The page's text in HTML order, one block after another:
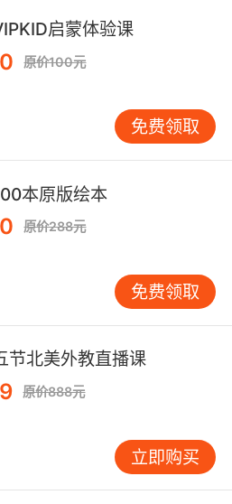
富的情感演绎以及良好的
《汉密尔顿》中，演员们
朗诵，将复杂的剧情和人
众，同时又能通过富有感
自由、荣誉、爱情的渴望
众，使观众仿佛置身于美
要具备出色的歌唱和舞蹈
剧的重要标志就是音乐和
准确地把握歌曲的情感内
观众。像《歌剧魅影》中
歌唱技巧驾驭着剧中高难
的抒情段落还是激昂的高
格的舞蹈编排，从古典芭
到踢踏舞，都要熟练自如
蹈动作进一步塑造角色性
如在《吉屋出租》中，演
演，生动地展现了租客们
梦想，增强了剧目的感染
启蒙体验课
原价100元
免费领取
本原版绘本
原价288元
免费领取
节北美外教直播课
原价888元
立即购买